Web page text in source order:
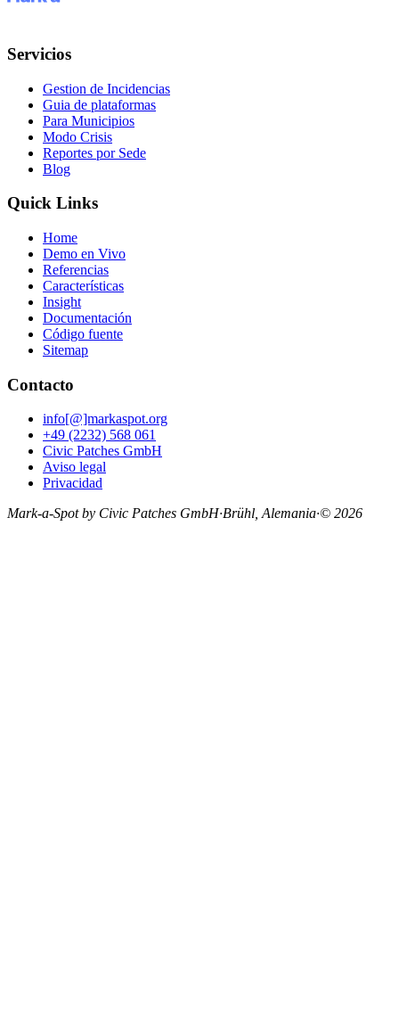
Servicios
Gestion de Incidencias
Guia de plataformas
Para Municipios
Modo Crisis
Reportes por Sede
Blog
Quick Links
Home
Demo en Vivo
Referencias
Características
Insight
Documentación
Código fuente
Sitemap
Contacto
info[@]markaspot.org
+49 (2232) 568 061
Civic Patches GmbH
Aviso legal
Privacidad
Mark-a-Spot by Civic Patches GmbH·Brühl, Alemania·© 2026